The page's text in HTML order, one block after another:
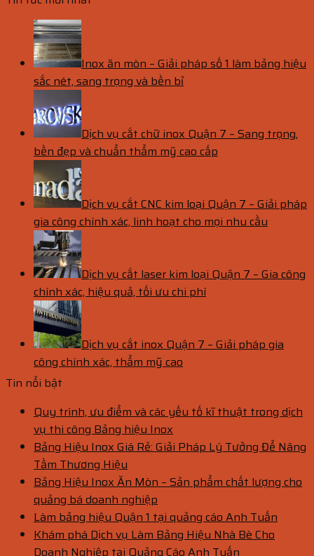
Inox ăn mòn – Giải pháp số 1 làm bảng hiệu
sắc nét, sang trọng và bền bỉ
Dịch vụ cắt chữ inox Quận 7 – Sang trọng,
bền đẹp và chuẩn thẩm mỹ cao cấp
Dịch vụ cắt CNC kim loại Quận 7 – Giải pháp
gia công chính xác, linh hoạt cho mọi nhu cầu
Dịch vụ cắt laser kim loại Quận 7 – Gia công
chính xác, hiệu quả, tối ưu chi phí
Dịch vụ cắt inox Quận 7 – Giải pháp gia
công chính xác, thẩm mỹ cao
Tin nổi bật
Quy trình, ưu điểm và các yếu tố kĩ thuật trong dịch
vụ thi công Bảng hiệu Inox
Bảng Hiệu Inox Giá Rẻ: Giải Pháp Lý Tưởng Để Nâng
Tầm Thương Hiệu
Bảng Hiệu Inox Ăn Mòn – Sản phẩm chất lượng cho
quảng bá doanh nghiệp
Làm bảng hiệu Quận 1 tại quảng cáo Anh Tuấn
Khám phá Dịch vụ Làm Bảng Hiệu Nhà Bè Cho
Doanh Nghiệp tại Quảng Cáo Anh Tuấn